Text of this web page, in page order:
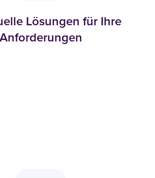
Lösungen für Ihre
Anforderungen